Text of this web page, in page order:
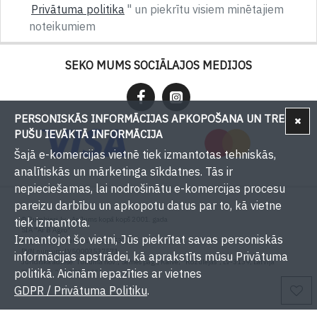
Privātuma politika " un piekrītu visiem minētajiem
noteikumiem
SEKO MUMS SOCIĀLAJOS MEDIJOS
© Bumbieri.lv - Ar Jums kopā kopš 2001. gada
SIA "Ar B Agro"
Reģistrācijas numurs: 50003537571
PVN numurs: LV50003537571
Juridiskā adrese: Tukuma nov., Sēmes pag., Kaive, "Rožulejas", LV-3139, Latvija
Tālrunis: +371 29393001
PERSONISKĀS INFORMĀCIJAS APKOPOŠANA UN TREŠU
PUŠU IEVĀKTĀ INFORMĀCIJA
Šajā e-komercijas vietnē tiek izmantotas tehniskās,
analītiskās un mārketinga sīkdatnes. Tās ir
nepieciešamas, lai nodrošinātu e-komercijas procesu
pareizu darbību un apkopotu datus par to, kā vietne
tiek izmantota.
Izmantojot šo vietni, Jūs piekrītat savas personiskās
informācijas apstrādei, kā aprakstīts mūsu Privātuma
politikā. Aicinām iepazīties ar vietnes
GDPR / Privātuma Politiku.